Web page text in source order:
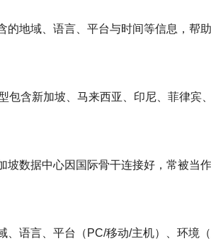
地域、语言、平台与时间等信息，帮
含新加坡、马来西亚、印尼、菲律宾
数据中心因国际骨干连接好，常被当
语言、平台（PC/移动/主机）、环境